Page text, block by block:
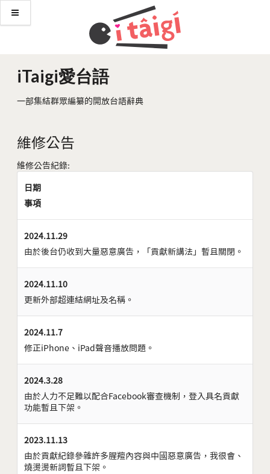
iTaigi愛台語
一部集結群眾編纂的開放台語辭典
維修公告
維修公告紀錄:
日期
事項
2024.11.29
由於後台仍收到大量惡意廣告，「貢獻新講法」暫且關閉。
2024.11.10
更新外部超連結網址及名稱。
2024.11.7
修正iPhone、iPad聲音播放問題。
2024.3.28
由於人力不足難以配合Facebook審查機制，登入具名貢獻
功能暫且下架。
2023.11.13
由於貢獻紀錄參雜許多腥羶內容與中國惡意廣告，我很會、
燒燙燙新詞暫且下架。